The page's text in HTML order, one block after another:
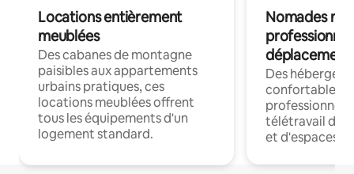
Locations entièrement
meublées
Des cabanes de montagne
paisibles aux appartements
urbains pratiques, ces
locations meublées offrent
tous les équipements d'un
logement standard.
Nomades
déplacement
Des
confortables
professionnels
télétravail
et d'espaces